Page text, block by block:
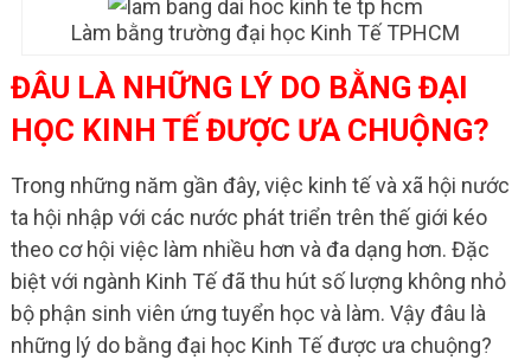
Làm bằng trường đại học Kinh Tế TPHCM
ĐÂU LÀ NHỮNG LÝ DO BẰNG ĐẠI
HỌC KINH TẾ ĐƯỢC ƯA CHUỘNG?
Trong những năm gần đây, việc kinh tế và xã hội nước
ta hội nhập với các nước phát triển trên thế giới kéo
theo cơ hội việc làm nhiều hơn và đa dạng hơn. Đặc
biệt với ngành Kinh Tế đã thu hút số lượng không nhỏ
bộ phận sinh viên ứng tuyển học và làm. Vậy đâu là
những lý do bằng đại học Kinh Tế được ưa chuộng?